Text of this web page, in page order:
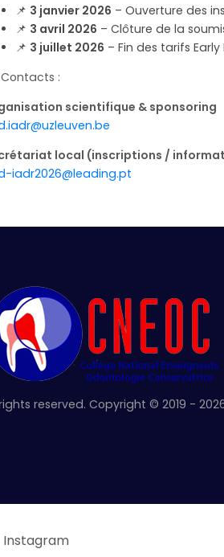
📌 3 janvier 2026 – Ouverture des
📌 3 avril 2026 – Clôture de la
📌 3 juillet 2026 – Fin des tarifs
:
scientifique & sponsoring
local (inscriptions /
iadr2026@leading.pt
reserved. Copyright © 2019 -
Instagram